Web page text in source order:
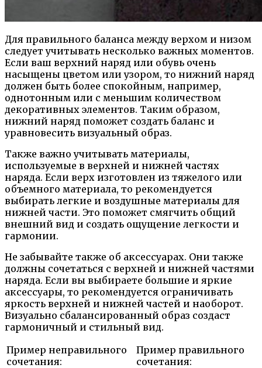
Для правильного баланса между верхом и низом
следует учитывать несколько важных моментов.
Если ваш верхний наряд или обувь очень
насыщены цветом или узором, то нижний наряд
должен быть более спокойным, например,
однотонным или с меньшим количеством
декоративных элементов. Таким образом,
нижний наряд поможет создать баланс и
уравновесить визуальный образ.
Также важно учитывать материалы,
используемые в верхней и нижней частях
наряда. Если верх изготовлен из тяжелого или
объемного материала, то рекомендуется
выбирать легкие и воздушные материалы для
нижней части. Это поможет смягчить общий
внешний вид и создать ощущение легкости и
гармонии.
Не забывайте также об аксессуарах. Они также
должны сочетаться с верхней и нижней частями
наряда. Если вы выбираете большие и яркие
аксессуары, то рекомендуется ограничивать
яркость верхней и нижней частей и наоборот.
Визуально сбалансированный образ создаст
гармоничный и стильный вид.
Пример неправильного
сочетания:
Пример правильного
сочетания: